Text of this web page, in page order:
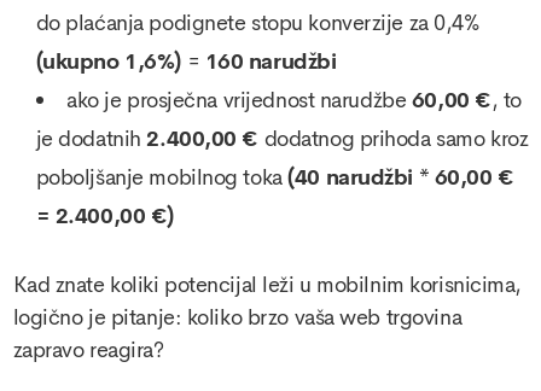
do plaćanja podignete stopu konverzije za 0,4%
(ukupno 1,6%)= 160 narudžbi
ako je prosječna vrijednost narudžbe 60,00 €, to
je dodatnih2.400,00 € dodatnog prihoda samo kroz
poboljšanje mobilnog toka(40 narudžbi * 60,00 €
= 2.400,00 €)
Kad znate koliki potencijal leži u mobilnim korisnicima,
logično je pitanje: koliko brzo vaša web trgovina
zapravo reagira?